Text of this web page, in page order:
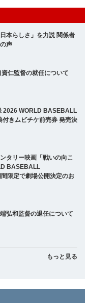
本らしさ」を力説 関係者
声
仁監督の就任について
2026 WORLD BASEBALL
きムビチケ前売券 発売決
タリー映画「戦いの向こ
BASEBALL
限定で劇場公開決定のお
弘和監督の退任について
もっと見る